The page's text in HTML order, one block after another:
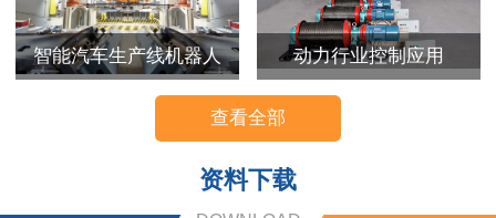
智能汽车生产线机器人 动力行业控制应用
查看全部
资料下载